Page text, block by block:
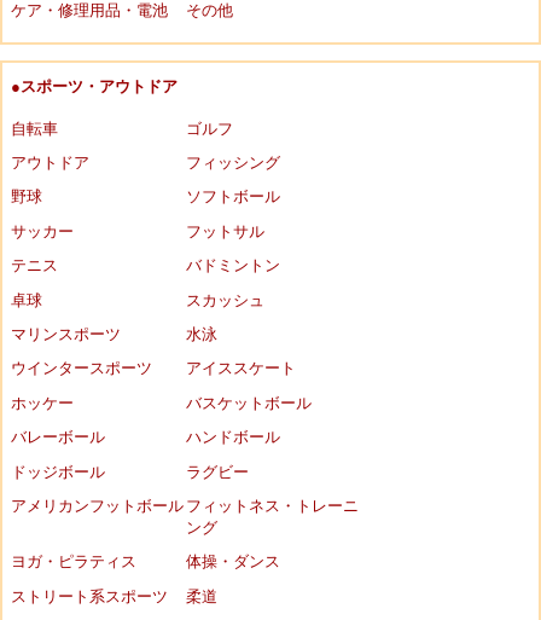
ケア・修理用品・電池
その他
●スポーツ・アウトドア
自転車
ゴルフ
アウトドア
フィッシング
野球
ソフトボール
サッカー
フットサル
テニス
バドミントン
卓球
スカッシュ
マリンスポーツ
水泳
ウインタースポーツ
アイススケート
ホッケー
バスケットボール
バレーボール
ハンドボール
ドッジボール
ラグビー
アメリカンフットボール フィットネス・トレーニ
ング
ヨガ・ピラティス
体操・ダンス
ストリート系スポーツ
柔道